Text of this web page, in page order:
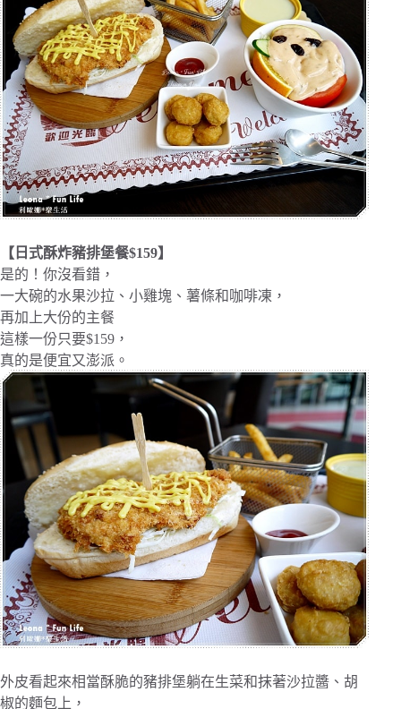
【日式酥炸豬排堡餐$159】
是的！你沒看錯，
一大碗的水果沙拉、小雞塊、薯條和咖啡凍，
再加上大份的主餐
這樣一份只要$159，
真的是便宜又澎派。
外皮看起來相當酥脆的豬排堡躺在生菜和抹著沙拉醬、胡
椒的麵包上，